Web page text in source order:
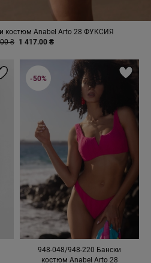
костюм Anabel Arto 28 ФУКСИЯ
₴ 1 417.00 ₴
948-048/948-220 Бански
костюм Anabel Arto 28
-50%